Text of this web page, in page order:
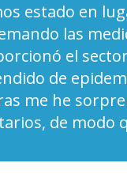
estado en
las
el
de
me he
de modo